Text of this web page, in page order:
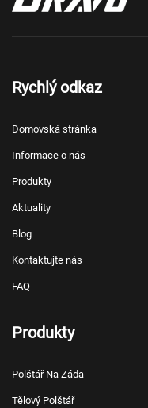
Rychlý odkaz
Domovská stránka
Informace o nás
Produkty
Aktuality
Blog
Kontaktujte nás
FAQ
Produkty
Polštář Na Záda
Tělový Polštář